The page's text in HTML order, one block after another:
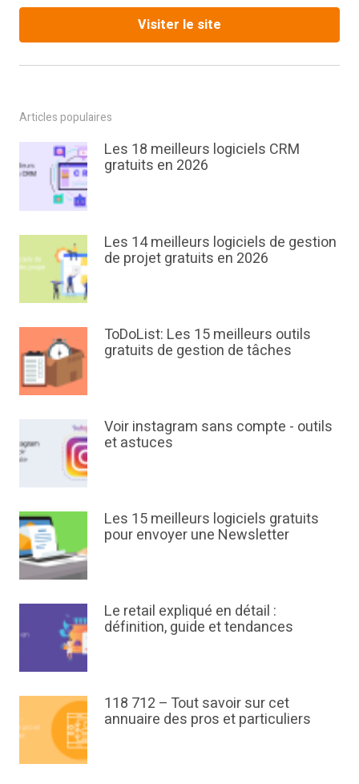
Visiter le site
Articles populaires
Les 18 meilleurs logiciels CRM
gratuits en 2026
Les 14 meilleurs logiciels de gestion
de projet gratuits en 2026
ToDoList: Les 15 meilleurs outils
gratuits de gestion de tâches
Voir instagram sans compte - outils
et astuces
Les 15 meilleurs logiciels gratuits
pour envoyer une Newsletter
Le retail expliqué en détail :
définition, guide et tendances
118 712 – Tout savoir sur cet
annuaire des pros et particuliers